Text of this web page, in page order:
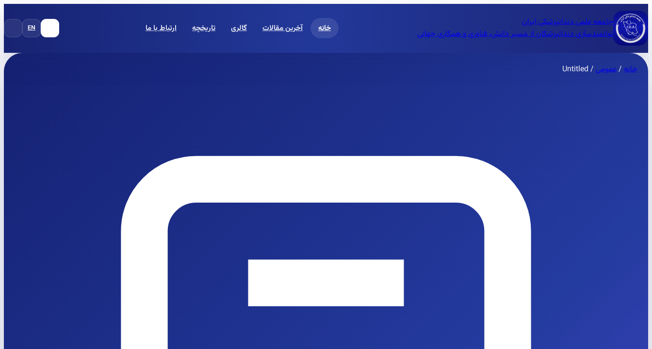
جامعه علمی دندانپزشکی ایران
توانمندسازی دندانپزشکان از مسیر دانش، فناوری و همکاری جهانی
خانه آخرین مقالات گالری تاریخچه ارتباط با ما EN
خانه/عمومی /
Untitled